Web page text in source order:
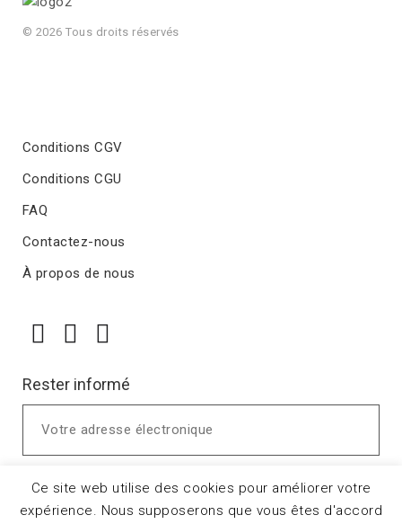
© 2026 Tous droits réservés
Conditions CGV
Conditions CGU
FAQ
Contactez-nous
À propos de nous
Rester informé
Ce site web utilise des cookies pour améliorer votre
expérience. Nous supposerons que vous êtes d'accord